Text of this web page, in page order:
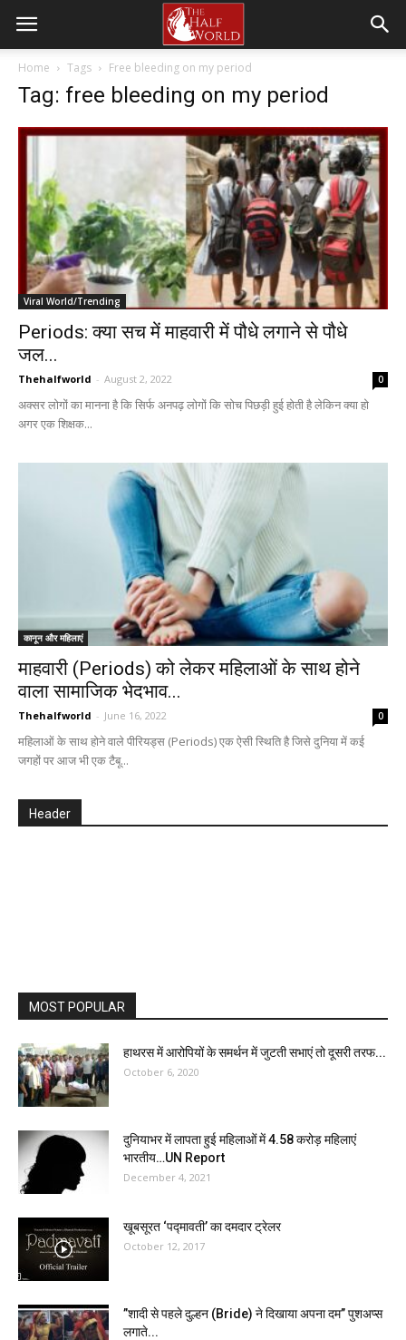
Home Tags Free bleeding on my period
Tag: free bleeding on my period
Viral World/Trending
Periods: क्या सच में माहवारी में पौधे लगाने से पौधे
जल...
Thehalfworld - August 2, 2022 0
अक्सर लोगों का मानना है कि सिर्फ अनपढ़ लोगों कि सोच पिछड़ी हुई होती है लेकिन क्या हो
अगर एक शिक्षक...
कानून और महिलाएं
माहवारी (Periods) को लेकर महिलाओं के साथ होने
वाला सामाजिक भेदभाव...
Thehalfworld - June 16, 2022 0
महिलाओं के साथ होने वाले पीरियड्स (Periods) एक ऐसी स्थिति है जिसे दुनिया में कई
जगहों पर आज भी एक टैबू...
Header
MOST POPULAR
हाथरस में आरोपियों के समर्थन में जुटती सभाएं तो दूसरी तरफ...
October 6, 2020
दुनियाभर में लापता हुई महिलाओं में 4.58 करोड़ महिलाएं
भारतीय…UN Report
December 4, 2021
खूबसूरत ‘पद्मावती’ का दमदार ट्रेलर
October 12, 2017
”शादी से पहले दुल्हन (Bride) ने दिखाया अपना दम” पुशअप्स
लगाते...